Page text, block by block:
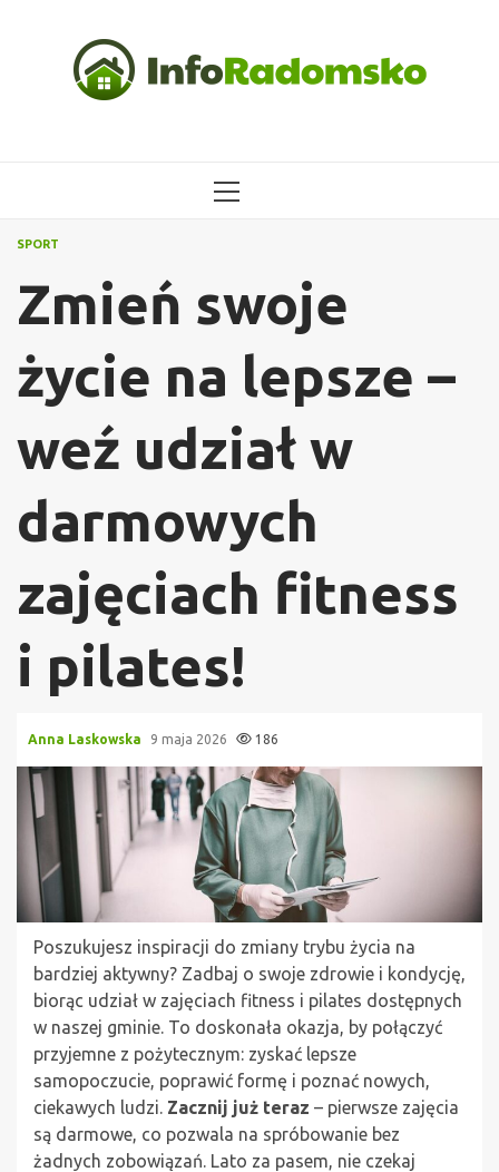
MENU
SPORT
Zmień swoje
życie na lepsze –
weź udział w
darmowych
zajęciach fitness
i pilates!
Anna Laskowska 9 maja 2026 186
Poszukujesz inspiracji do zmiany trybu życia na
bardziej aktywny? Zadbaj o swoje zdrowie i kondycję,
biorąc udział w zajęciach fitness i pilates dostępnych
w naszej gminie. To doskonała okazja, by połączyć
przyjemne z pożytecznym: zyskać lepsze
samopoczucie, poprawić formę i poznać nowych,
ciekawych ludzi. Zacznij już teraz – pierwsze zajęcia
są darmowe, co pozwala na spróbowanie bez
żadnych zobowiązań. Lato za pasem, nie czekaj